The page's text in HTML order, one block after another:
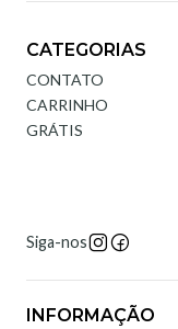
CATEGORIAS
CONTATO
CARRINHO
GRÁTIS
Siga-nos
INFORMAÇÃO